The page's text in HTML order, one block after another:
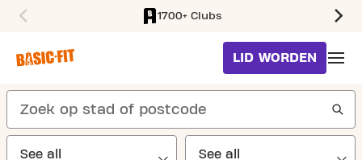
1700+ Clubs
LID WORDEN
search